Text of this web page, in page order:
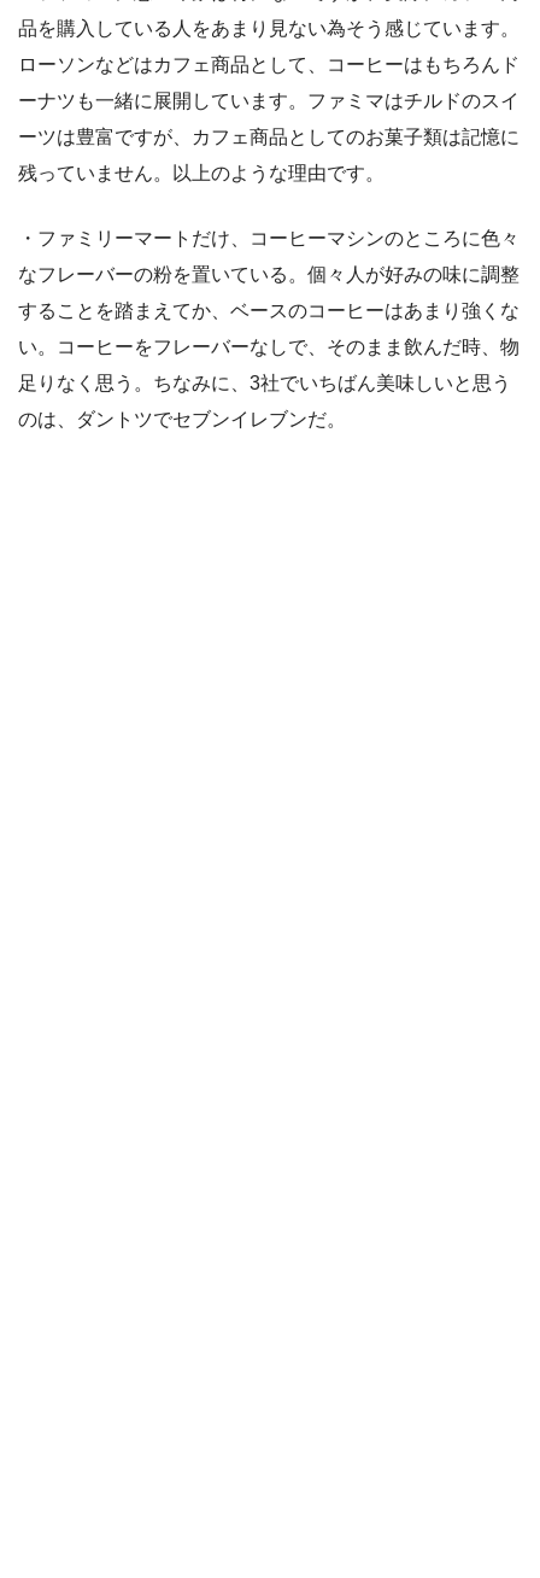
品を購入している人をあまり見ない為そう感じています。
ローソンなどはカフェ商品として、コーヒーはもちろんド
ーナツも一緒に展開しています。ファミマはチルドのスイ
ーツは豊富ですが、カフェ商品としてのお菓子類は記憶に
残っていません。以上のような理由です。
・ファミリーマートだけ、コーヒーマシンのところに色々
なフレーバーの粉を置いている。個々人が好みの味に調整
することを踏まえてか、ベースのコーヒーはあまり強くな
い。コーヒーをフレーバーなしで、そのまま飲んだ時、物
足りなく思う。ちなみに、3社でいちばん美味しいと思う
のは、ダントツでセブンイレブンだ。